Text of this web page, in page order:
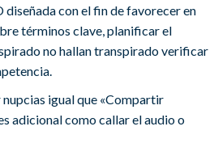
con el fin de favorecer en
términos clave, planificar el
no hallan transpirado verificar
igual que «Compartir
adicional como callar el audio o